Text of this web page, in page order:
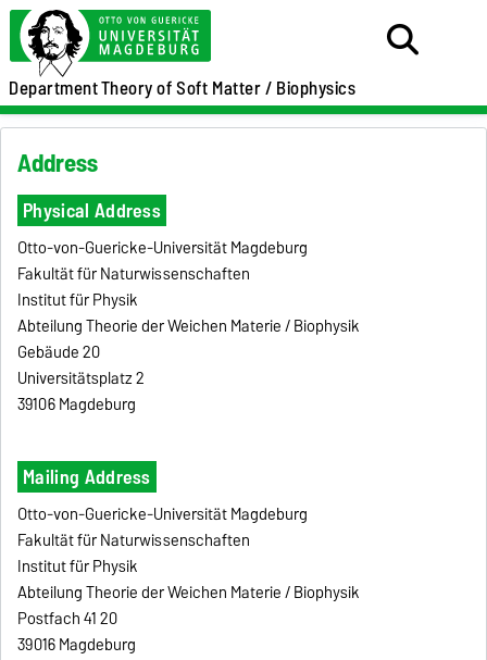
DepartmentTheory of Soft Matter / Biophysics
Address
Physical Address
Otto-von-Guericke-Universität Magdeburg
Fakultät für Naturwissenschaften
Institut für Physik
Abteilung Theorie der Weichen Materie / Biophysik
Gebäude 20
Universitätsplatz 2
39106 Magdeburg
Mailing Address
Otto-von-Guericke-Universität Magdeburg
Fakultät für Naturwissenschaften
Institut für Physik
Abteilung Theorie der Weichen Materie / Biophysik
Postfach 41 20
39016 Magdeburg